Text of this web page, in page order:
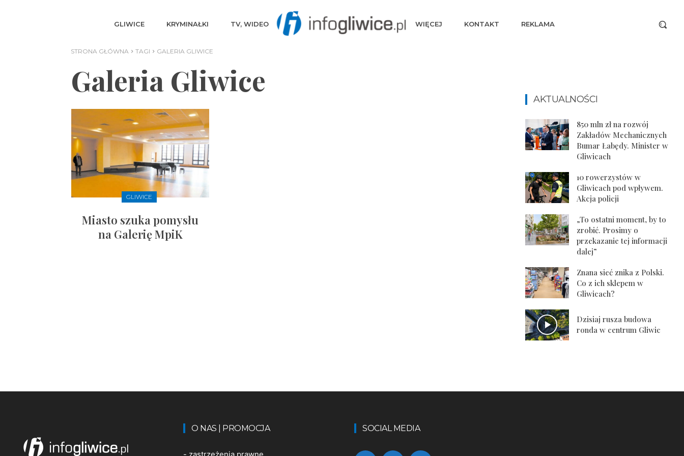
GLIWICE KRYMINAŁKI TV, WIDEO WIĘCEJ KONTAKT REKLAMA
STRONA GŁÓWNA TAGI GALERIA GLIWICE
Galeria Gliwice
GLIWICE
Miasto szuka pomysłu
na Galerię MpiK
AKTUALNOŚCI
850 mln zł na rozwój
Zakładów Mechanicznych
Bumar Łabędy. Minister w
Gliwicach
10 rowerzystów w
Gliwicach pod wpływem.
Akcja policji
„To ostatni moment, by to
zrobić. Prosimy o
przekazanie tej informacji
dalej”
Znana sieć znika z Polski.
Co z ich sklepem w
Gliwicach?
Dzisiaj rusza budowa
ronda w centrum Gliwic
O NAS | PROMOCJA
- zastrzeżenia prawne
SOCIAL MEDIA